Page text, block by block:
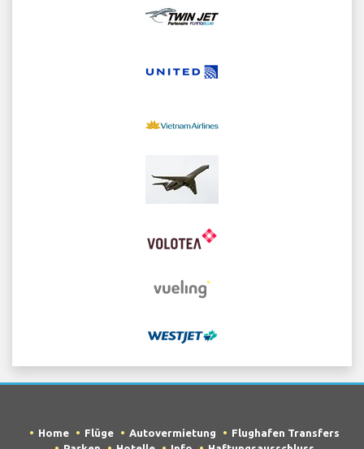
Home Flüge Autovermietung
Flughafen Transfers